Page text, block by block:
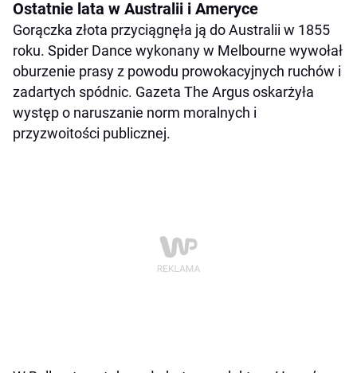
Ostatnie lata w Australii i Ameryce
Gorączka złota przyciągnęła ją do Australii w 1855
roku. Spider Dance wykonany w Melbourne wywołał
oburzenie prasy z powodu prowokacyjnych ruchów i
zadartych spódnic. Gazeta The Argus oskarżyła
występ o naruszanie norm moralnych i
przyzwoitości publicznej.